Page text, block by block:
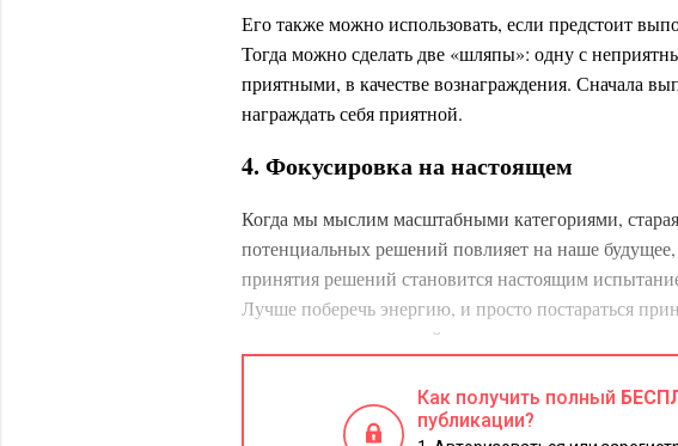
Его также можно использовать, если предстоит
Тогда можно сделать две «шляпы»: одну с
приятными, в качестве вознаграждения. Сначала
награждать себя приятной.
4. Фокусировка на настоящем
Когда мы мыслим масштабными категориями,
потенциальных решений повлияет на наше будущее,
принятия решений становится настоящим
Лучше поберечь энергию, и просто постараться
оптимальным прямо сейчас.
Стоит исходить из того, что этот метод облегчит
пути к цели. Лучше продвигаться маленькими
Как получить полный
публикации?